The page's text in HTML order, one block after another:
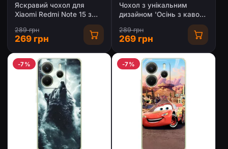
Яскравий чохол для
Xiaomi Redmi Note 15 з
289 грн
269 грн
Чохол з унікальним
дизайном 'Осінь з кавою'
для Xiaomi Redmi Note 15
289 грн
269 грн
-7% -7%